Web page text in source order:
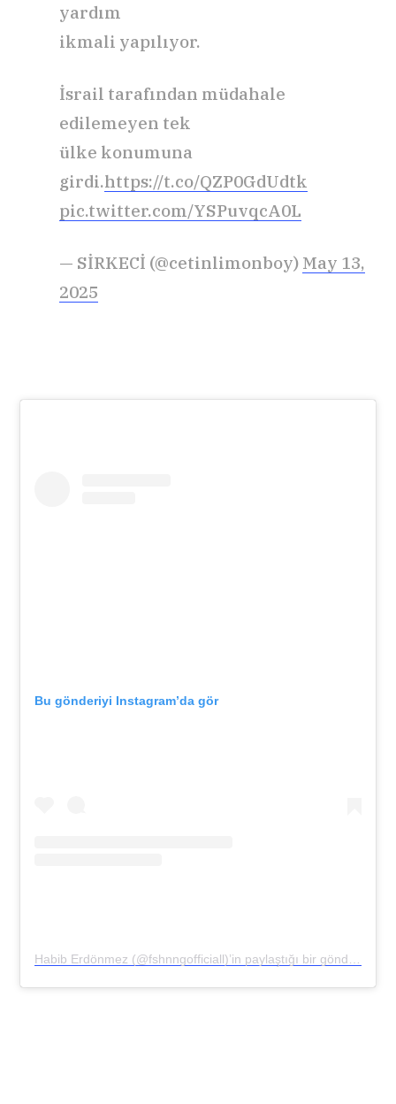
yardım
ikmali yapılıyor.
İsrail tarafından müdahale
edilemeyen tek
ülke konumuna
girdi.https://t.co/QZP0GdUdtk
pic.twitter.com/YSPuvqcA0L
— SİRKECİ (@cetinlimonboy) May 13,
2025
Bu gönderiyi Instagram’da gör